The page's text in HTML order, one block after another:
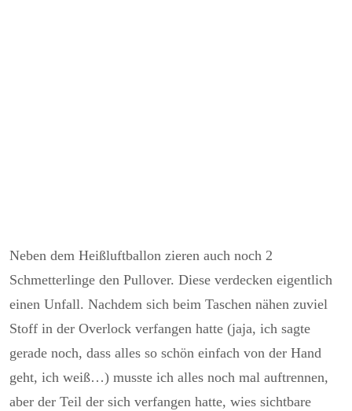
Neben dem Heißluftballon zieren auch noch 2
Schmetterlinge den Pullover. Diese verdecken eigentlich
einen Unfall. Nachdem sich beim Taschen nähen zuviel
Stoff in der Overlock verfangen hatte (jaja, ich sagte
gerade noch, dass alles so schön einfach von der Hand
geht, ich weiß…) musste ich alles noch mal auftrennen,
aber der Teil der sich verfangen hatte, wies sichtbare